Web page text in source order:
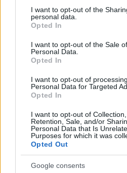
not limited to your visit or usage
grant or deny consent to Google
use your data for below specified
consent section.
I want to opt-out of the
personal data.
Opted In
I want to opt-out of the Sale
Personal Data.
Opted In
I want to opt-out of
Personal Data for Targeted
Opted In
I want to opt-out of Collection,
Retention, Sale, and/or
Personal Data that Is
Purposes for which it was
Opted Out
Google consents
egyszerre tisztelik a régi
változtatni rajtuk. A szereplők
ismerős, mégis van bennük
Johnson nem fél sötétebb,
történetet, és ettől az egész
A Duke teljesen más
klasszikus katonai
világát, hanem paranoid
vagyis Duke olyan dolgokat
hivatalosan nem akar
összeomlik körülötte a